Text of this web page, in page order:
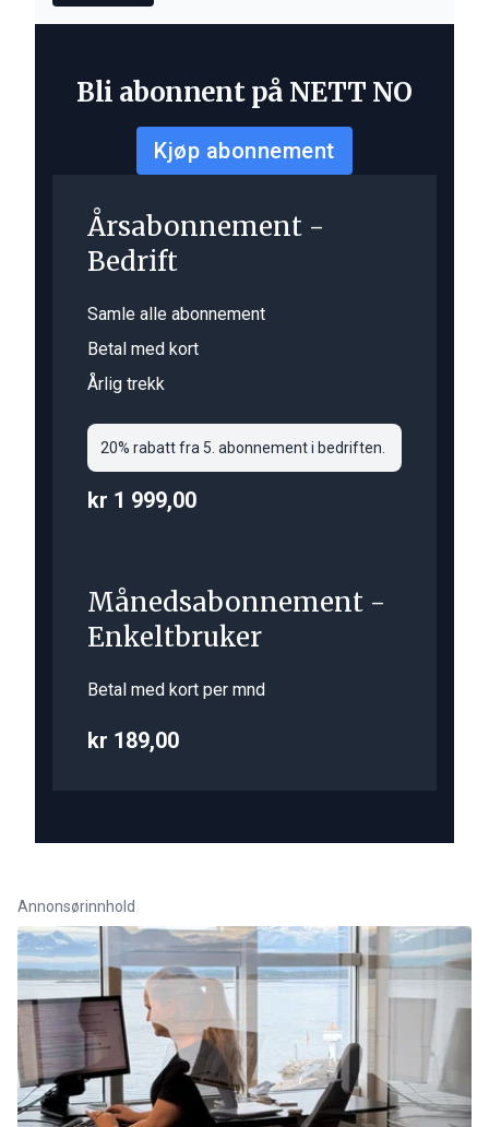
Bli abonnent på NETT NO
Kjøp abonnement
Årsabonnement -
Bedrift
Samle alle abonnement
Betal med kort
Årlig trekk
20% rabatt fra 5. abonnement i bedriften.
kr 1 999,00
Månedsabonnement -
Enkeltbruker
Betal med kort per mnd
kr 189,00
Annonsørinnhold